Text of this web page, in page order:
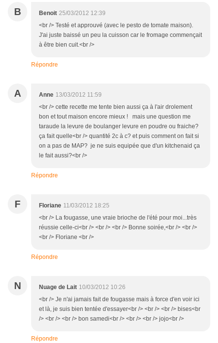
B Benoit 25/03/2012 12:39
<br /> Testé et approuvé (avec le pesto de tomate maison).
J'ai juste baissé un peu la cuisson car le fromage commençait
à être bien cuit.<br />
Répondre
A Anne 13/03/2012 11:59
<br /> cette recette me tente bien aussi ça à l'air drolement
bon et tout maison encore mieux ! mais une question me
taraude la levure de boulanger levure en poudre ou fraiche?
ça fait quelle<br /> quantité 2c à c? et puis comment on fait si
on a pas de MAP? je ne suis equipée que d'un kitchenaid ça
le fait aussi?<br />
Répondre
F Floriane 11/03/2012 18:25
<br /> La fougasse, une vraie brioche de l'été pour moi...très
réussie celle-ci<br /> <br /> <br /> Bonne soirée,<br /> <br />
<br /> Floriane <br />
Répondre
N Nuage de Lait 10/03/2012 10:26
<br /> Je n'ai jamais fait de fougasse mais à force d'en voir ici
et là, je suis bien tentée d'essayer<br /> <br /> <br /> bises<br
/> <br /> <br /> bon samedi<br /> <br /> <br /> jojo<br />
Répondre